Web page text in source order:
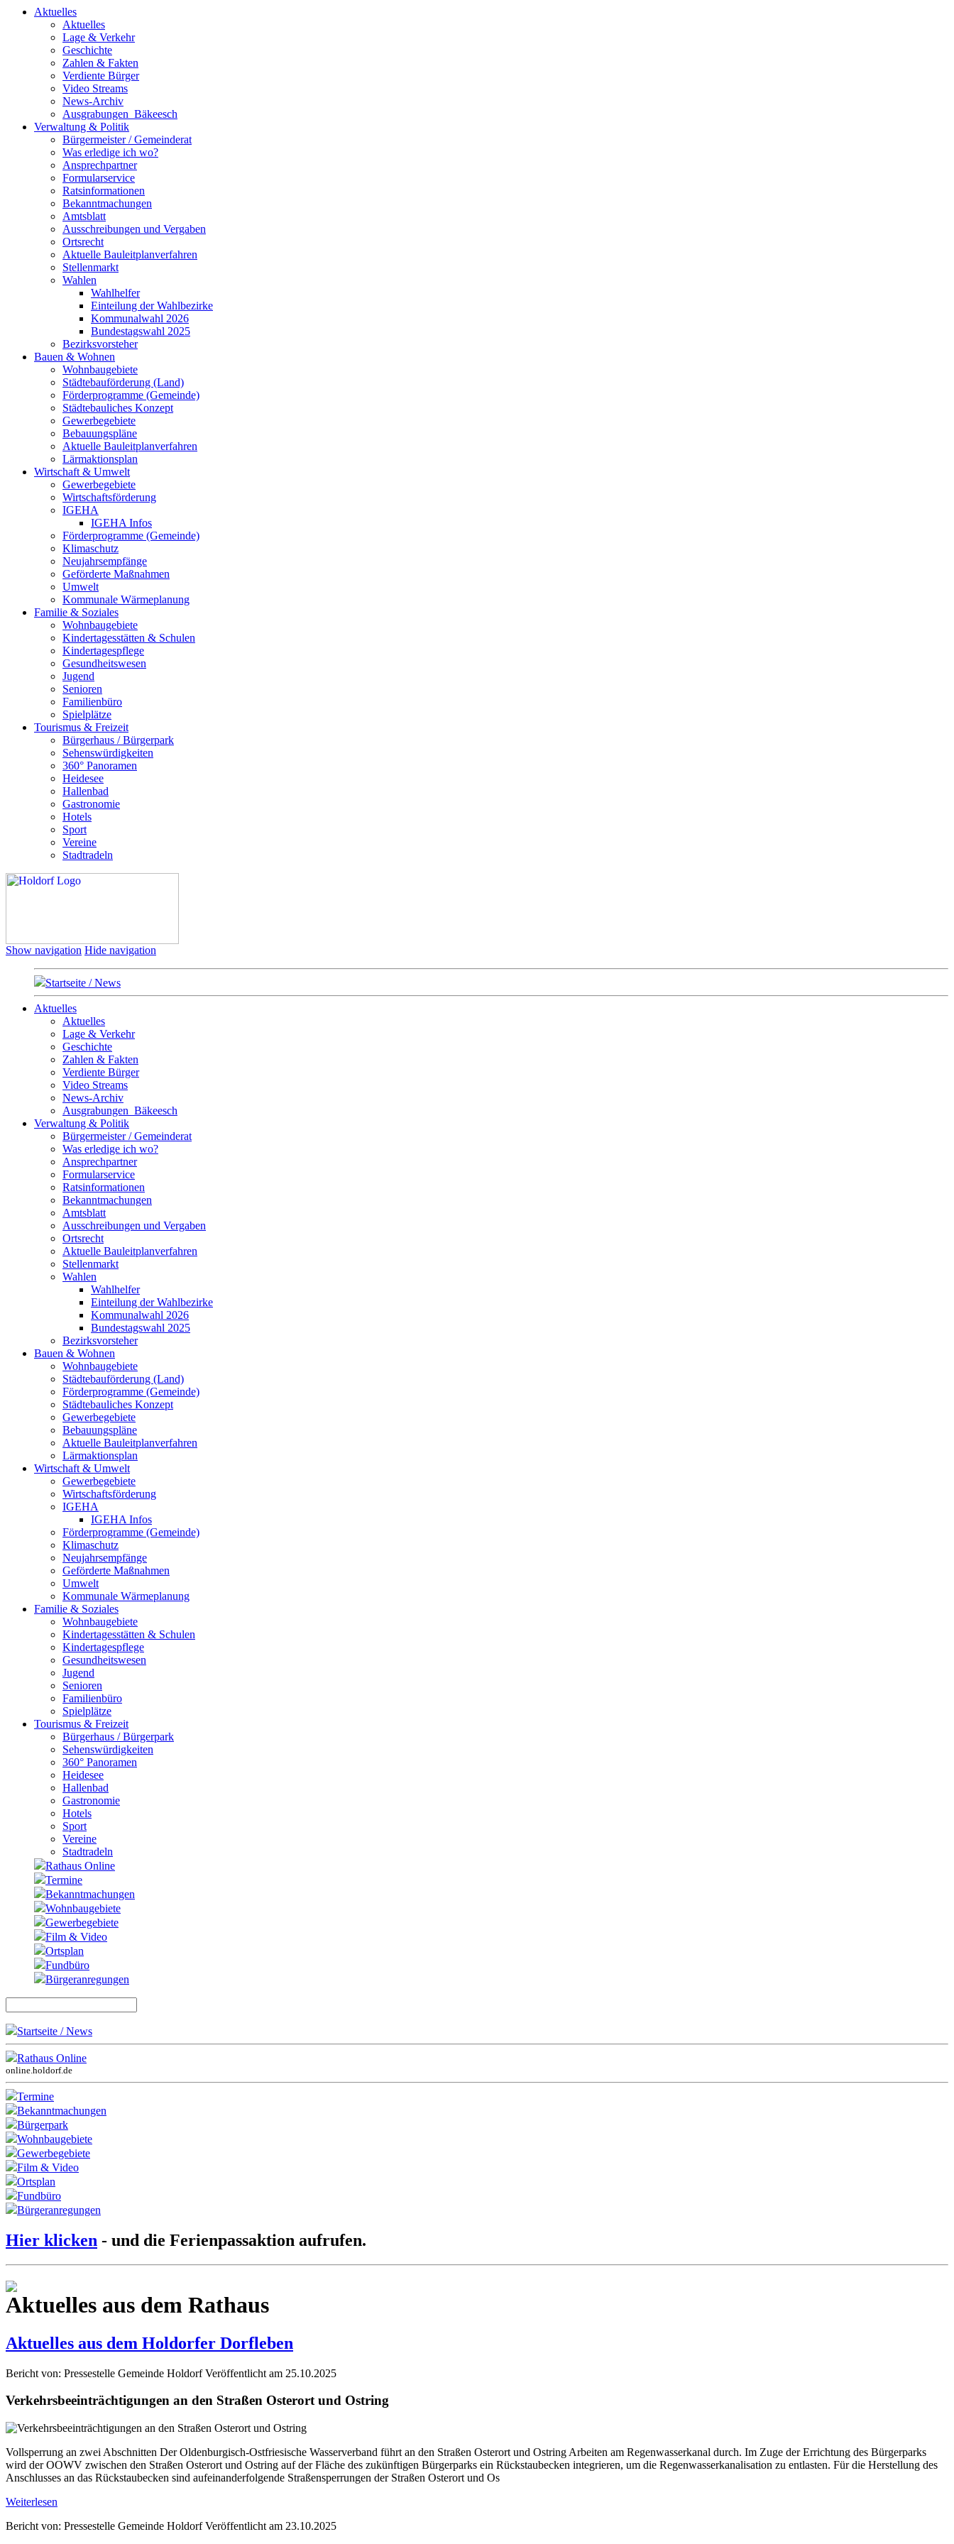
Aktuelles
Aktuelles
Lage & Verkehr
Geschichte
Zahlen & Fakten
Verdiente Bürger
Video Streams
News-Archiv
Ausgrabungen_Bäkeesch
Verwaltung & Politik
Bürgermeister / Gemeinderat
Was erledige ich wo?
Ansprechpartner
Formularservice
Ratsinformationen
Bekanntmachungen
Amtsblatt
Ausschreibungen und Vergaben
Ortsrecht
Aktuelle Bauleitplanverfahren
Stellenmarkt
Wahlen
Wahlhelfer
Einteilung der Wahlbezirke
Kommunalwahl 2026
Bundestagswahl 2025
Bezirksvorsteher
Bauen & Wohnen
Wohnbaugebiete
Städtebauförderung (Land)
Förderprogramme (Gemeinde)
Städtebauliches Konzept
Gewerbegebiete
Bebauungspläne
Aktuelle Bauleitplanverfahren
Lärmaktionsplan
Wirtschaft & Umwelt
Gewerbegebiete
Wirtschaftsförderung
IGEHA
IGEHA Infos
Förderprogramme (Gemeinde)
Klimaschutz
Neujahrsempfänge
Geförderte Maßnahmen
Umwelt
Kommunale Wärmeplanung
Familie & Soziales
Wohnbaugebiete
Kindertagesstätten & Schulen
Kindertagespflege
Gesundheitswesen
Jugend
Senioren
Familienbüro
Spielplätze
Tourismus & Freizeit
Bürgerhaus / Bürgerpark
Sehenswürdigkeiten
360° Panoramen
Heidesee
Hallenbad
Gastronomie
Hotels
Sport
Vereine
Stadtradeln
Show navigation Hide navigation
Startseite / News
Aktuelles
Aktuelles
Lage & Verkehr
Geschichte
Zahlen & Fakten
Verdiente Bürger
Video Streams
News-Archiv
Ausgrabungen_Bäkeesch
Verwaltung & Politik
Bürgermeister / Gemeinderat
Was erledige ich wo?
Ansprechpartner
Formularservice
Ratsinformationen
Bekanntmachungen
Amtsblatt
Ausschreibungen und Vergaben
Ortsrecht
Aktuelle Bauleitplanverfahren
Stellenmarkt
Wahlen
Wahlhelfer
Einteilung der Wahlbezirke
Kommunalwahl 2026
Bundestagswahl 2025
Bezirksvorsteher
Bauen & Wohnen
Wohnbaugebiete
Städtebauförderung (Land)
Förderprogramme (Gemeinde)
Städtebauliches Konzept
Gewerbegebiete
Bebauungspläne
Aktuelle Bauleitplanverfahren
Lärmaktionsplan
Wirtschaft & Umwelt
Gewerbegebiete
Wirtschaftsförderung
IGEHA
IGEHA Infos
Förderprogramme (Gemeinde)
Klimaschutz
Neujahrsempfänge
Geförderte Maßnahmen
Umwelt
Kommunale Wärmeplanung
Familie & Soziales
Wohnbaugebiete
Kindertagesstätten & Schulen
Kindertagespflege
Gesundheitswesen
Jugend
Senioren
Familienbüro
Spielplätze
Tourismus & Freizeit
Bürgerhaus / Bürgerpark
Sehenswürdigkeiten
360° Panoramen
Heidesee
Hallenbad
Gastronomie
Hotels
Sport
Vereine
Stadtradeln
Rathaus Online
Termine
Bekanntmachungen
Wohnbaugebiete
Gewerbegebiete
Film & Video
Ortsplan
Fundbüro
Bürgeranregungen
Startseite / News
Rathaus Online
online.holdorf.de
Termine
Bekanntmachungen
Bürgerpark
Wohnbaugebiete
Gewerbegebiete
Film & Video
Ortsplan
Fundbüro
Bürgeranregungen
Hier klicken - und die Ferienpassaktion aufrufen.
Aktuelles aus dem Rathaus
Aktuelles aus dem Holdorfer Dorfleben
Bericht von: Pressestelle Gemeinde Holdorf Veröffentlicht am 25.10.2025
Verkehrsbeeinträchtigungen an den Straßen Osterort und Ostring
Vollsperrung an zwei Abschnitten Der Oldenburgisch-Ostfriesische Wasserverband führt an den Straßen Osterort und Ostring Arbeiten am Regenwasserkanal durch. Im Zuge der Errichtung des Bürgerparks
wird der OOWV zwischen den Straßen Osterort und Ostring auf der Fläche des zukünftigen Bürgerparks ein Rückstaubecken integrieren, um die Regenwasserkanalisation zu entlasten. Für die Herstellung des
Anschlusses an das Rückstaubecken sind aufeinanderfolgende Straßensperrungen der Straßen Osterort und Os
Weiterlesen
Bericht von: Pressestelle Gemeinde Holdorf Veröffentlicht am 23.10.2025